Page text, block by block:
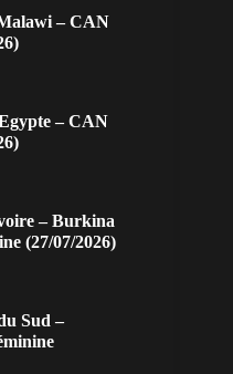
– CAN
– CAN
– Burkina
(27/07/2026)
Sud –